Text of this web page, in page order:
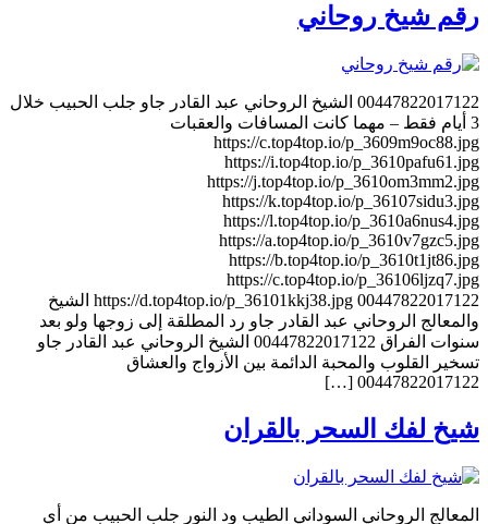
رقم شيخ روحاني
00447822017122 الشيخ الروحاني عبد القادر جاو جلب الحبيب خلال
3 أيام فقط – مهما كانت المسافات والعقبات
https://c.top4top.io/p_3609m9oc88.jpg
https://i.top4top.io/p_3610pafu61.jpg
https://j.top4top.io/p_3610om3mm2.jpg
https://k.top4top.io/p_36107sidu3.jpg
https://l.top4top.io/p_3610a6nus4.jpg
https://a.top4top.io/p_3610v7gzc5.jpg
https://b.top4top.io/p_3610t1jt86.jpg
https://c.top4top.io/p_36106ljzq7.jpg
https://d.top4top.io/p_36101kkj38.jpg 00447822017122 الشيخ
والمعالج الروحاني عبد القادر جاو رد المطلقة إلى زوجها ولو بعد
سنوات الفراق 00447822017122 الشيخ الروحاني عبد القادر جاو
تسخير القلوب والمحبة الدائمة بين الأزواج والعشاق
00447822017122 […]
شيخ لفك السحر بالقران
المعالج الروحاني السوداني الطيب ود النور جلب الحبيب من أي